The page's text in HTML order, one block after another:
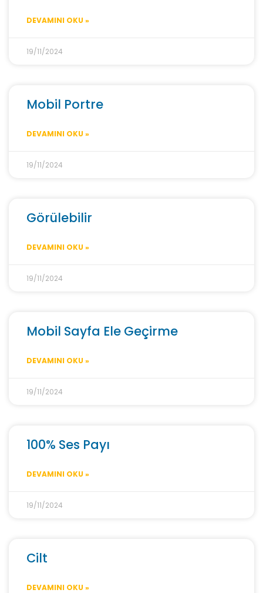
DEVAMINI OKU »
19/11/2024
Mobil Portre
DEVAMINI OKU »
19/11/2024
Görülebilir
DEVAMINI OKU »
19/11/2024
Mobil Sayfa Ele Geçirme
DEVAMINI OKU »
19/11/2024
100% Ses Payı
DEVAMINI OKU »
19/11/2024
Cilt
DEVAMINI OKU »